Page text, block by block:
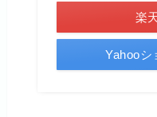
楽
Yahooシ